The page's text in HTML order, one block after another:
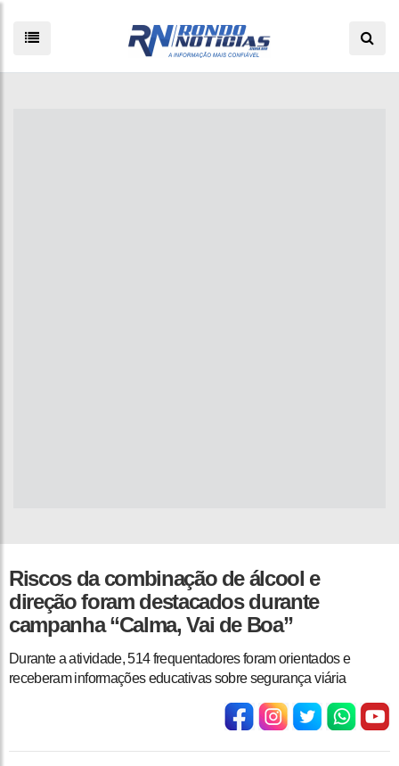
Riscos da combinação de álcool e
direção foram destacados durante
campanha “Calma, Vai de Boa”
Durante a atividade, 514 frequentadores foram orientados e
receberam informações educativas sobre segurança viária